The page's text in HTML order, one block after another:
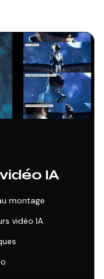
IA
montage
vidéo IA